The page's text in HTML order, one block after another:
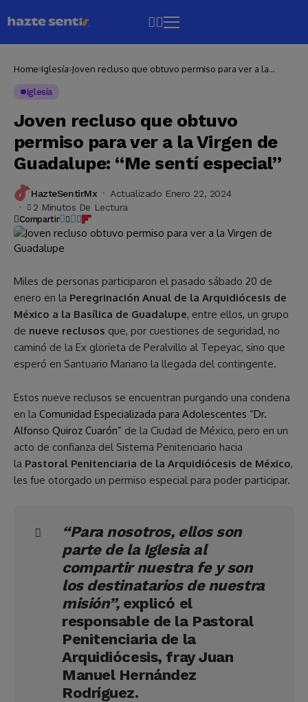
Home Iglesía Joven recluso que obtuvo permiso para ver a la
Iglesía
Joven recluso que obtuvo
permiso para ver a la Virgen de
Guadalupe: “Me sentí especial”
HazteSentirMx
Actualizado Enero 22, 2024
2 Minutos De Lectura
Compartir
Miles de personas participaron el pasado sábado 20 de
enero en la Peregrinación Anual de la Arquidiócesis de
México a la Basílica de Guadalupe, entre ellos, un grupo
de nueve reclusos que, por cuestiones de seguridad, no
caminó de la Ex glorieta de Peralvillo al Tepeyac, sino que
esperó en Santuario Mariano la llegada del contingente.
Estos nueve reclusos se encuentran purgando una condena
en la Comunidad Especializada para Adolescentes “Dr.
Alfonso Quiroz Cuarón” de la Ciudad de México, pero en un
acto de confianza del Sistema Penitenciario hacia
la Pastoral Penitenciaria de la Arquidiócesis de México,
les fue otorgado un permiso especial para poder participar.
“Para nosotros, ellos son
parte de la Iglesia al
compartir nuestra fe y son
los destinatarios de nuestra
misión”,explicó el
responsable de la Pastoral
Penitenciaria de la
Arquidiócesis, fray Juan
Manuel Hernández
Rodríguez.